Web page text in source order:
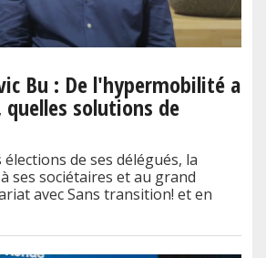
Bu : De l'hypermobilité a
solutions de
élections de ses délégués, la
ses sociétaires et au grand
avec Sans transition! et en